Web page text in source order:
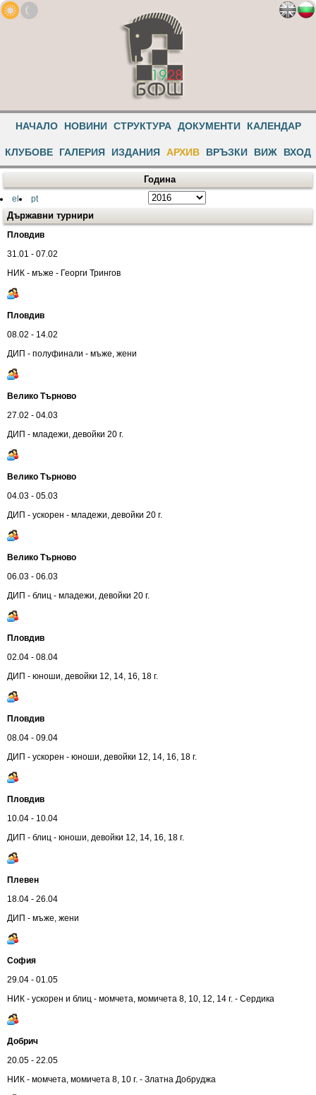
НАЧАЛО НОВИНИ СТРУКТУРА ДОКУМЕНТИ КАЛЕНДАР
КЛУБОВЕ ГАЛЕРИЯ ИЗДАНИЯ АРХИВ ВРЪЗКИ ВИЖ ВХОД
Година
el pt
Държавни турнири
Пловдив
31.01 - 07.02
НИК - мъже - Георги Трингов
Пловдив
08.02 - 14.02
ДИП - полуфинали - мъже, жени
Велико Търново
27.02 - 04.03
ДИП - младежи, девойки 20 г.
Велико Търново
04.03 - 05.03
ДИП - ускорен - младежи, девойки 20 г.
Велико Търново
06.03 - 06.03
ДИП - блиц - младежи, девойки 20 г.
Пловдив
02.04 - 08.04
ДИП - юноши, девойки 12, 14, 16, 18 г.
Пловдив
08.04 - 09.04
ДИП - ускорен - юноши, девойки 12, 14, 16, 18 г.
Пловдив
10.04 - 10.04
ДИП - блиц - юноши, девойки 12, 14, 16, 18 г.
Плевен
18.04 - 26.04
ДИП - мъже, жени
София
29.04 - 01.05
НИК - ускорен и блиц - момчета, момичета 8, 10, 12, 14 г. - Сердика
Добрич
20.05 - 22.05
НИК - момчета, момичета 8, 10 г. - Златна Добруджа